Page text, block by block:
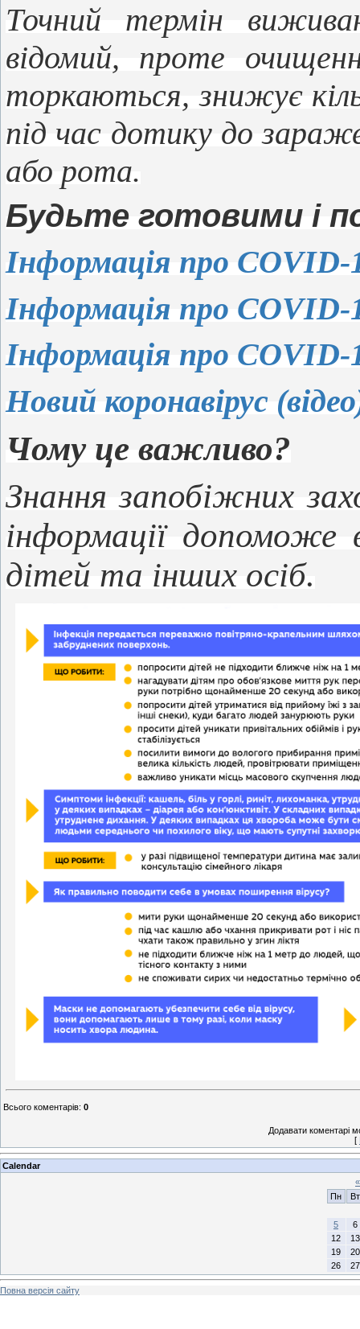
Точний термін
відомий, проте
торкаються, знижує
під час дотику до
або рота.
Будьте готовими і
Інформація про
Інформація про
Інформація про
Новий коронавірус
Чому це важливо?
Знання запобіжних
інформації допоможе
дітей та інших осіб.
Всього коментарів: 0
Додавати коментарі
[
Calendar
«
Пн
Вт
5
6
12
13
19
20
26
27
Повна версія сайту